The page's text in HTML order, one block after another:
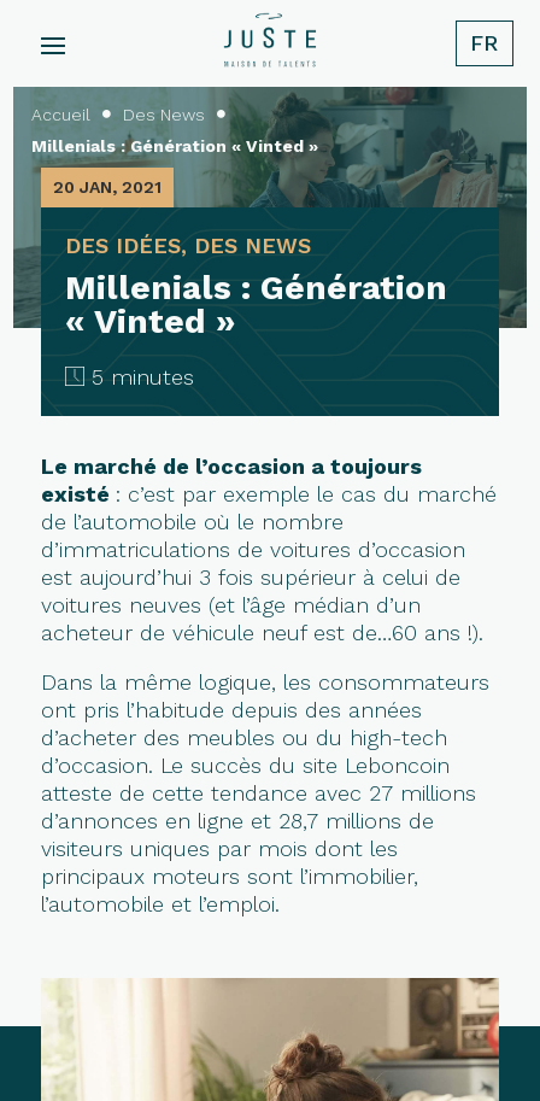
FR
Accueil  Des News 
Millenials : Génération « Vinted »
20 JAN, 2021
DES IDÉES, DES NEWS
Millenials : Génération
« Vinted »
5 minutes
Le marché de l’occasion a toujours
existé : c’est par exemple le cas du marché
de l’automobile où le nombre
d’immatriculations de voitures d’occasion
est aujourd’hui 3 fois supérieur à celui de
voitures neuves (et l’âge médian d’un
acheteur de véhicule neuf est de…60 ans !).
Dans la même logique, les consommateurs
ont pris l’habitude depuis des années
d’acheter des meubles ou du high-tech
d’occasion. Le succès du site Leboncoin
atteste de cette tendance avec 27 millions
d’annonces en ligne et 28,7 millions de
visiteurs uniques par mois dont les
principaux moteurs sont l’immobilier,
l’automobile et l’emploi.